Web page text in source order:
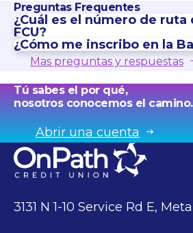
Preguntas Frequentes
¿Cuál es el número de ruta
FCU?
¿Cómo me inscribo en la
Mas preguntas y respuestas
Tú sabes el por qué,
nosotros conocemos el camino.
Abrir una cuenta
3131 N 1-10 Service Rd E,